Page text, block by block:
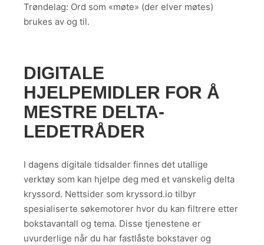
Trøndelag: Ord som «møte» (der elver møtes)
brukes av og til.
DIGITALE
HJELPEMIDLER FOR Å
MESTRE DELTA-
LEDETRÅDER
I dagens digitale tidsalder finnes det utallige
verktøy som kan hjelpe deg med et vanskelig delta
kryssord. Nettsider som kryssord.io tilbyr
spesialiserte søkemotorer hvor du kan filtrere etter
bokstavantall og tema. Disse tjenestene er
uvurderlige når du har fastlåste bokstaver og